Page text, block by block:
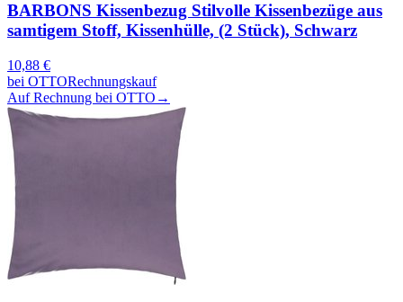
BARBONS Kissenbezug Stilvolle Kissenbezüge aus
samtigem Stoff, Kissenhülle, (2 Stück), Schwarz
10,88 €
bei OTTORechnungskauf
Auf Rechnung bei OTTO →